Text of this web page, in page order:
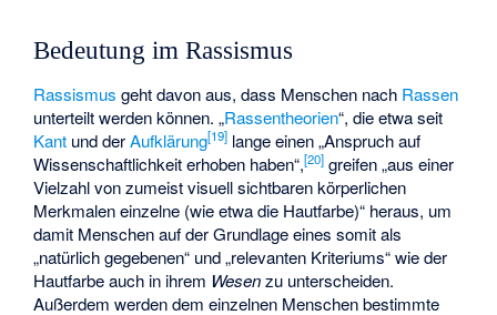
Bedeutung im Rassismus
Rassismus geht davon aus, dass Menschen nach Rassen
unterteilt werden können. „Rassentheorien“, die etwa seit
Kant und derAufklärung[19] lange einen „Anspruch auf
Wissenschaftlichkeit erhoben haben“,[20] greifen „aus einer
Vielzahl von zumeist visuell sichtbaren körperlichen
Merkmalen einzelne (wie etwa die Hautfarbe)“ heraus, um
damit Menschen auf der Grundlage eines somit als
„natürlich gegebenen“ und „relevanten Kriteriums“ wie der
Hautfarbe auch in ihrem Wesenzu unterscheiden.
Außerdem werden dem einzelnen Menschen bestimmte